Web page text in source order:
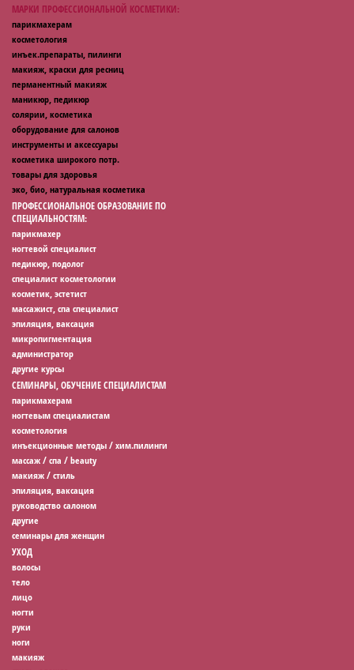
МАРКИ ПРОФЕССИОНАЛЬНОЙ КОСМЕТИКИ:
парикмахерам
косметология
инъек.препараты, пилинги
макияж, краски для ресниц
перманентный макияж
маникюр, педикюр
солярии, косметика
оборудование для салонов
инструменты и аксессуары
косметика широкого потр.
товары для здоровья
эко, био, натуральная косметика
ПРОФЕССИОНАЛЬНОЕ ОБРАЗОВАНИЕ ПО
СПЕЦИАЛЬНОСТЯМ:
парикмахер
ногтевой специалист
педикюр, подолог
специалист косметологии
косметик, эстетист
массажист, спа специалист
эпиляция, ваксация
микропигментация
администратор
другие курсы
СЕМИНАРЫ, ОБУЧЕНИЕ СПЕЦИАЛИСТАМ
парикмахерам
ногтевым специалистам
косметология
инъекционные методы / хим.пилинги
массаж / спа / beauty
макияж / стиль
эпиляция, ваксация
руководство салоном
другие
семинары для женщин
УХОД
волосы
тело
лицо
ногти
руки
ноги
макияж